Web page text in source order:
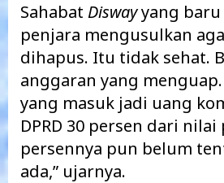
Sahabat Diswayyang baru
penjara mengusulkan
dihapus. Itu tidak sehat.
anggaran yang menguap.
yang masuk jadi uang
DPRD 30 persen dari nilai
persennya pun belum
ada,” ujarnya.